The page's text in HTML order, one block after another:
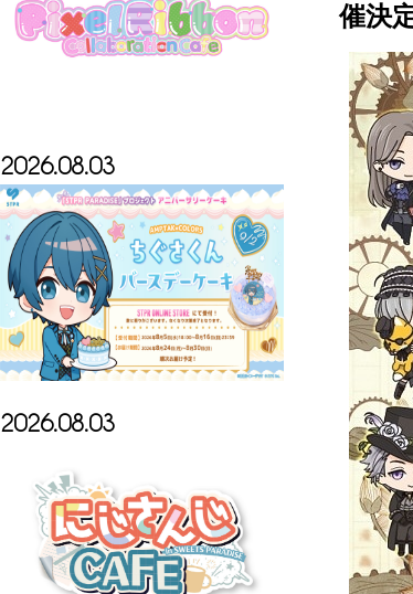
2026.08.03
2026.08.03
催決